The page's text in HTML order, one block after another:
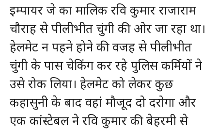
इम्पायर जे का मालिक रवि कुमार राजाराम
चौराह से पीलीभीत चुंगी की ओर जा रहा था।
हेलमेट न पहने होने की वजह से पीलीभीत
चुंगी के पास चेकिंग कर रहे पुलिस कर्मियों ने
उसे रोक लिया। हेलमेट को लेकर कुछ
कहासुनी के बाद वहां मौजूद दो दरोगा और
एक कांस्टेबल ने रवि कुमार की बेहरमी से